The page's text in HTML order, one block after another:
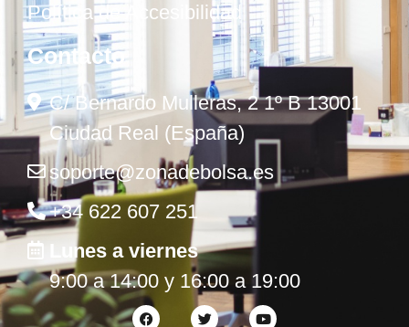
Política de Accesibilidad
Contacto
C/ Bernardo Mulleras, 2 1º B 13001
Ciudad Real (España)
soporte@zonadebolsa.es
+34 622 607 251
Lunes a viernes
9:00 a 14:00 y 16:00 a 19:00